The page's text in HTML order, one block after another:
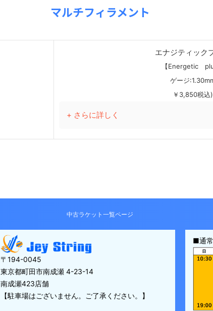
マルチフィラメント
エナジティック
【Energetic
ゲージ
￥3,850税込)
+ さらに詳しく
中古ラケット一覧ページ
〒194-0045
東京都町田市南成瀬 4-23-14
南成瀬423店舗
【駐車場はございません。ご了承ください。】
■通